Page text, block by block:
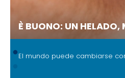
È BUONO: UN
El mundo puede cambiarse